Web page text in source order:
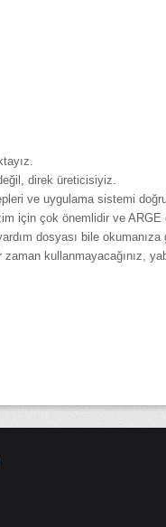
direk üreticisiyiz.
ve uygulama sistemi
için çok önemlidir ve ARGE
dosyası bile
zaman kullanmayacağınız,